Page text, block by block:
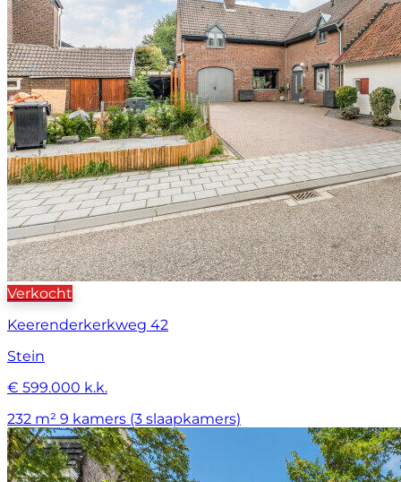
Verkocht
Keerenderkerkweg 42
Stein
€ 599.000 k.k.
232 m² 9 kamers (3 slaapkamers)